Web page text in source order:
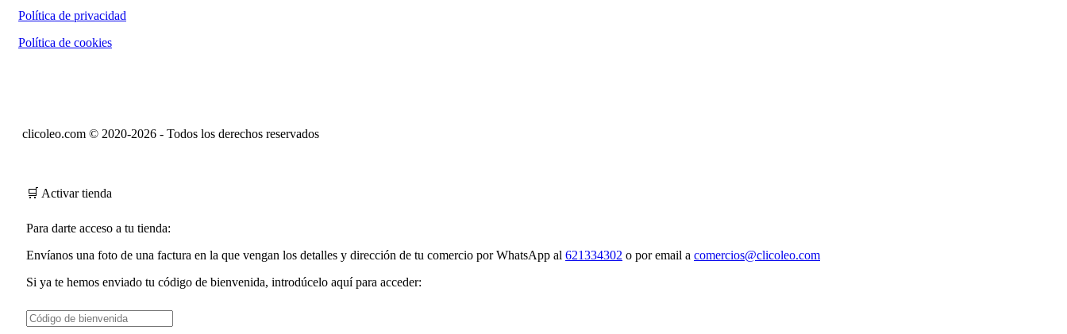
Política de privacidad
Política de cookies
clicoleo.com © 2020-2026 - Todos los derechos reservados
🛒 Activar tienda
Para darte acceso a tu tienda:
Envíanos una foto de una factura en la que vengan los detalles y dirección de tu comercio por WhatsApp al 621334302 o por email a comercios@clicoleo.com
Si ya te hemos enviado tu código de bienvenida, introdúcelo aquí para acceder: